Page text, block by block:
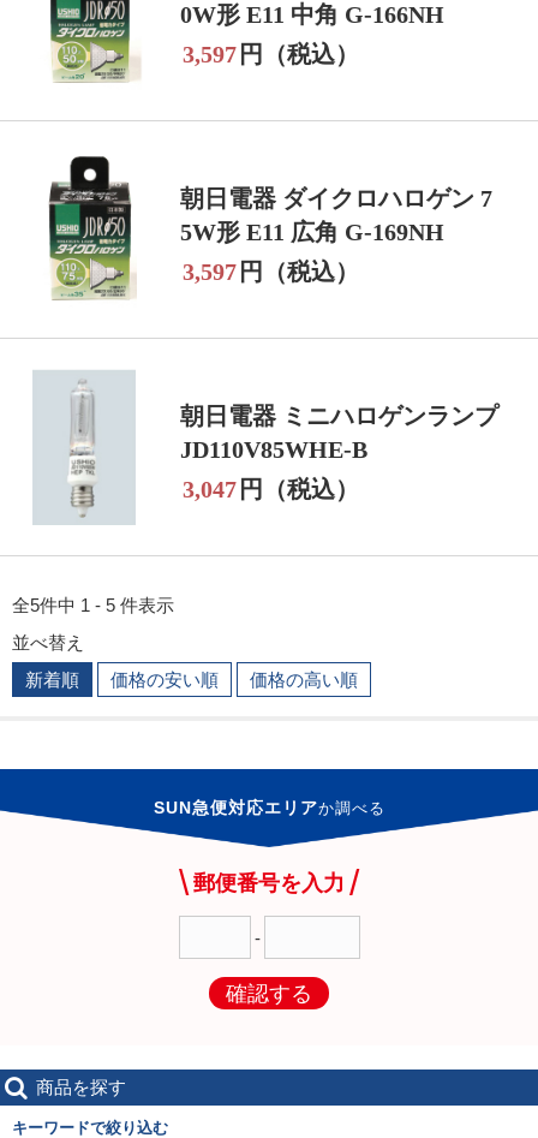
0W形 E11 中角 G-166NH
3,597 円（税込）
朝日電器 ダイクロハロゲン 7
5W形 E11 広角 G-169NH
3,597 円（税込）
朝日電器 ミニハロゲンランプ
JD110V85WHE-B
3,047 円（税込）
全5件中 1 - 5 件表示
並べ替え
新着順
価格の安い順 価格の高い順
SUN急便対応エリアか調べる
郵便番号を入力
-
確認する
商品を探す
キーワードで絞り込む